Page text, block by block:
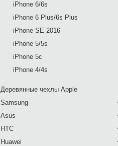
iPhone 6/6s
iPhone 6 Plus/6s Plus
iPhone SE 2016
iPhone 5/5s
iPhone 5c
iPhone 4/4s
Деревянные чехлы Apple
Samsung
Asus
HTC
Huawei